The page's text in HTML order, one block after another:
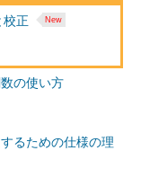
校正
の使い方
るための仕様の理